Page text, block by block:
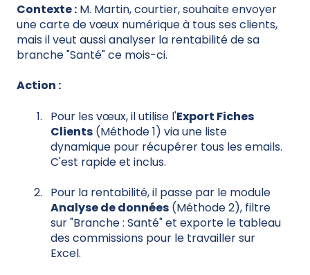
Contexte : M. Martin, courtier, souhaite envoyer
une carte de vœux numérique à tous ses clients,
mais il veut aussi analyser la rentabilité de sa
branche "Santé" ce mois-ci.
Action :
Pour les vœux, il utilise l'Export Fiches
Clients (Méthode 1) via une liste
dynamique pour récupérer tous les emails.
C'est rapide et inclus.
Pour la rentabilité, il passe par le module
Analyse de données (Méthode 2), filtre
sur "Branche : Santé" et exporte le tableau
des commissions pour le travailler sur
Excel.